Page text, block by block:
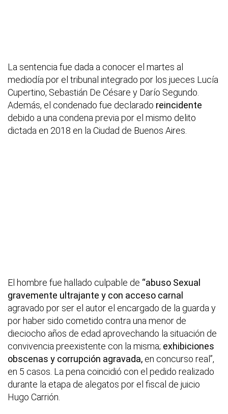
La sentencia fue dada a conocer el martes al
mediodía por el tribunal integrado por los jueces Lucía
Cupertino, Sebastián De Césare y Darío Segundo.
Además, el condenado fue declarado reincidente
debido a una condena previa por el mismo delito
dictada en 2018 en la Ciudad de Buenos Aires.
El hombre fue hallado culpable de “abuso Sexual
gravemente ultrajante y con acceso carnal
agravado por ser el autor el encargado de la guarda y
por haber sido cometido contra una menor de
dieciocho años de edad aprovechando la situación de
convivencia preexistente con la misma; exhibiciones
obscenas y corrupción agravada, en concurso real”,
en 5 casos. La pena coincidió con el pedido realizado
durante la etapa de alegatos por el fiscal de juicio
Hugo Carrión.